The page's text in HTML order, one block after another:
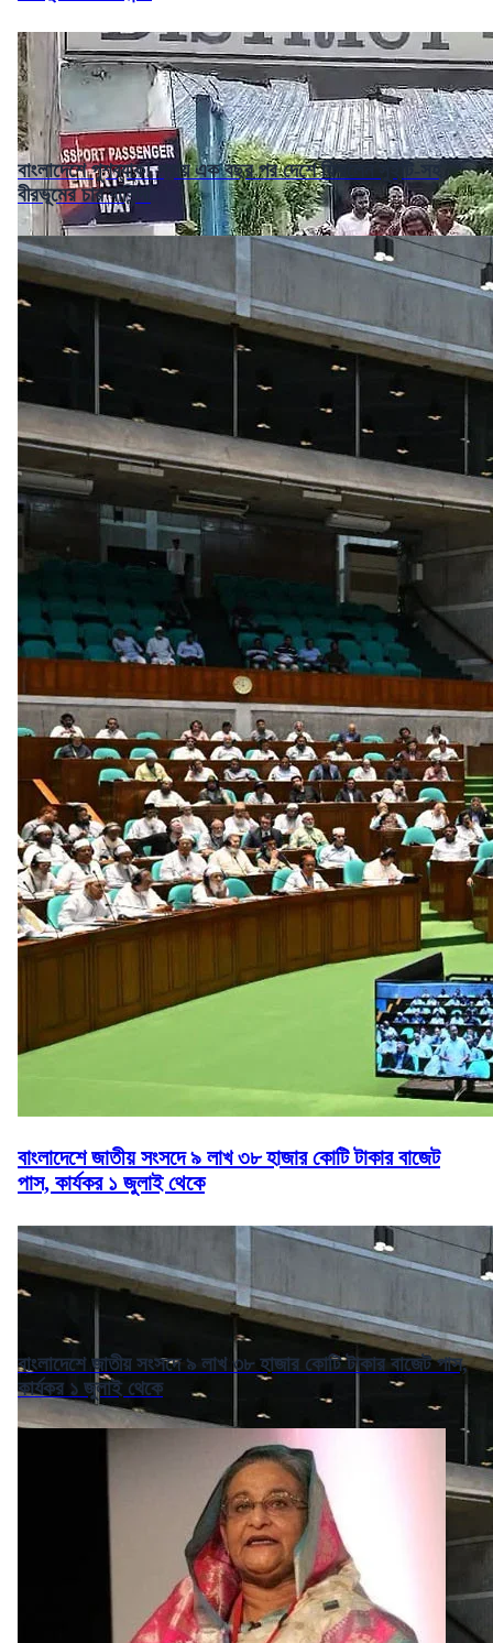
বাংলাদেশে পুশব্যাক! প্রায় এক বছর পর দেশে ফিরলেন সুইটি-সহ
বীরভূমের চার বাসিন্দা
বাংলাদেশে জাতীয় সংসদে ৯ লাখ ৩৮ হাজার কোটি টাকার বাজেট
পাস, কার্যকর ১ জুলাই থেকে
বাংলাদেশে জাতীয় সংসদে ৯ লাখ ৩৮ হাজার কোটি টাকার বাজেট পাস,
কার্যকর ১ জুলাই থেকে